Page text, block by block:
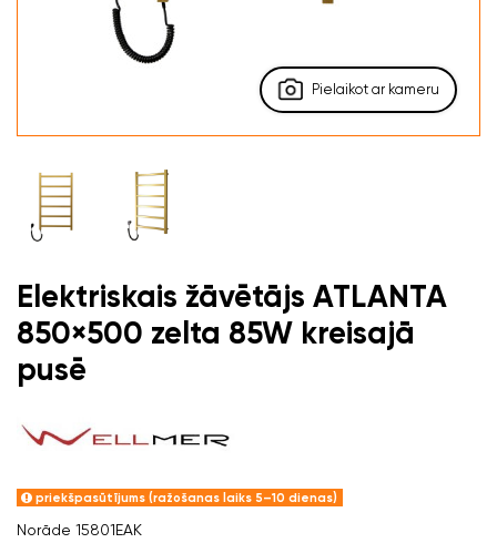
Pielaikot ar kameru
Elektriskais žāvētājs ATLANTA
850×500 zelta 85W kreisajā
pusē
priekšpasūtījums (ražošanas laiks 5–10 dienas)
Norāde 15801EAK